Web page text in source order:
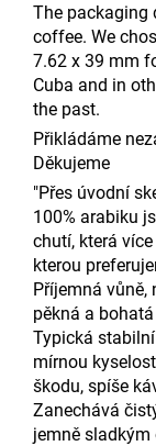
The packaging
coffee. We
7.62 x 39 mm f
Cuba and in
the past.
Přikládáme
Děkujeme
"Přes úvodní
100% arabiku
chutí, která
kterou
Příjemná vůně,
pěkná a
Typická
mírnou
škodu, spíše
Zanechává
jemně